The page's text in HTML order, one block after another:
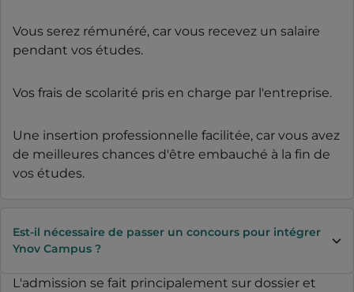
Vous serez rémunéré, car vous recevez un salaire
pendant vos études.
Vos frais de scolarité pris en charge par l'entreprise.
Une insertion professionnelle facilitée, car vous avez
de meilleures chances d'être embauché à la fin de
vos études.
Est-il nécessaire de passer un concours pour intégrer
Ynov Campus ?
L'admission se fait principalement sur dossier et